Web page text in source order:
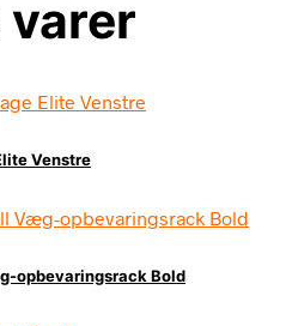
varer
Venstre
kr..
opbevaringsrack Bold